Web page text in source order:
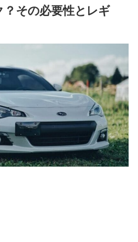
？その必要性とレギ